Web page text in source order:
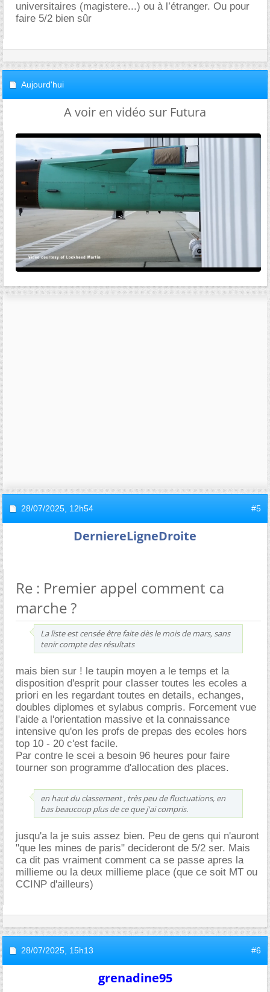
universitaires (magistere...) ou à l’étranger. Ou pour
faire 5/2 bien sûr
Aujourd'hui
A voir en vidéo sur Futura
28/07/2025, 12h54 #5
DerniereLigneDroite
Re : Premier appel comment ca
marche ?
La liste est censée être faite dès le mois de mars, sans
tenir compte des résultats
mais bien sur ! le taupin moyen a le temps et la
disposition d'esprit pour classer toutes les ecoles a
priori en les regardant toutes en details, echanges,
doubles diplomes et sylabus compris. Forcement vue
l'aide a l'orientation massive et la connaissance
intensive qu'on les profs de prepas des ecoles hors
top 10 - 20 c'est facile.
Par contre le scei a besoin 96 heures pour faire
tourner son programme d'allocation des places.
en haut du classement , très peu de fluctuations, en
bas beaucoup plus de ce que j'ai compris.
jusqu'a la je suis assez bien. Peu de gens qui n'auront
"que les mines de paris" decideront de 5/2 ser. Mais
ca dit pas vraiment comment ca se passe apres la
millieme ou la deux millieme place (que ce soit MT ou
CCINP d'ailleurs)
28/07/2025, 15h13 #6
grenadine95